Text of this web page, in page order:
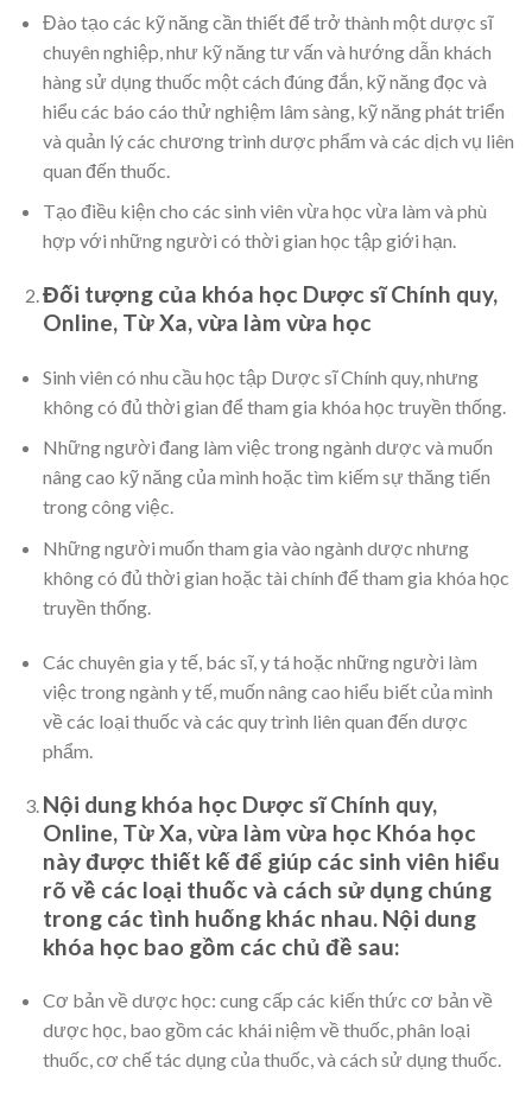
Đào tạo các kỹ năng cần thiết để trở thành một dược sĩ
chuyên nghiệp, như kỹ năng tư vấn và hướng dẫn khách
hàng sử dụng thuốc một cách đúng đắn, kỹ năng đọc và
hiểu các báo cáo thử nghiệm lâm sàng, kỹ năng phát triển
và quản lý các chương trình dược phẩm và các dịch vụ liên
quan đến thuốc.
Tạo điều kiện cho các sinh viên vừa học vừa làm và phù
hợp với những người có thời gian học tập giới hạn.
Đối tượng của khóa học Dược sĩ Chính quy,
Online, Từ Xa, vừa làm vừa học
Sinh viên có nhu cầu học tập Dược sĩ Chính quy, nhưng
không có đủ thời gian để tham gia khóa học truyền thống.
Những người đang làm việc trong ngành dược và muốn
nâng cao kỹ năng của mình hoặc tìm kiếm sự thăng tiến
trong công việc.
Những người muốn tham gia vào ngành dược nhưng
không có đủ thời gian hoặc tài chính để tham gia khóa học
truyền thống.
Các chuyên gia y tế, bác sĩ, y tá hoặc những người làm
việc trong ngành y tế, muốn nâng cao hiểu biết của mình
về các loại thuốc và các quy trình liên quan đến dược
phẩm.
Nội dung khóa học Dược sĩ Chính quy,
Online, Từ Xa, vừa làm vừa học Khóa học
này được thiết kế để giúp các sinh viên hiểu
rõ về các loại thuốc và cách sử dụng chúng
trong các tình huống khác nhau. Nội dung
khóa học bao gồm các chủ đề sau:
Cơ bản về dược học: cung cấp các kiến thức cơ bản về
dược học, bao gồm các khái niệm về thuốc, phân loại
thuốc, cơ chế tác dụng của thuốc, và cách sử dụng thuốc.